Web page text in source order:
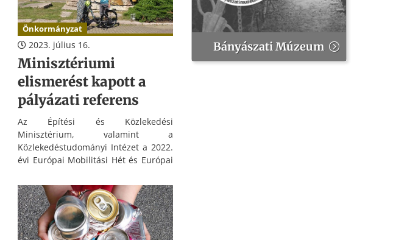
Önkormányzat
2023. július 16.
Minisztériumi
elismerést kapott a
pályázati referens
Az Építési és Közlekedési
Minisztérium, valamint a
Közlekedéstudományi Intézet a 2022.
évi Európai Mobilitási Hét és Európai
végzett országos szinten kiemelkedő
munkájáért oklevélben részesítette
Adorján Anett oroszlányi pályázati
referenst.
Bányászati Múzeum